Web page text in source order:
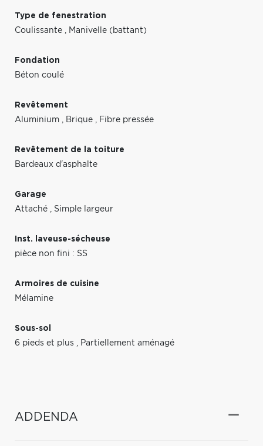
Type de fenestration
Coulissante , Manivelle (battant)
Fondation
Béton coulé
Revêtement
Aluminium , Brique , Fibre pressée
Revêtement de la toiture
Bardeaux d'asphalte
Garage
Attaché , Simple largeur
Inst. laveuse-sécheuse
pièce non fini : SS
Armoires de cuisine
Mélamine
Sous-sol
6 pieds et plus , Partiellement aménagé
ADDENDA